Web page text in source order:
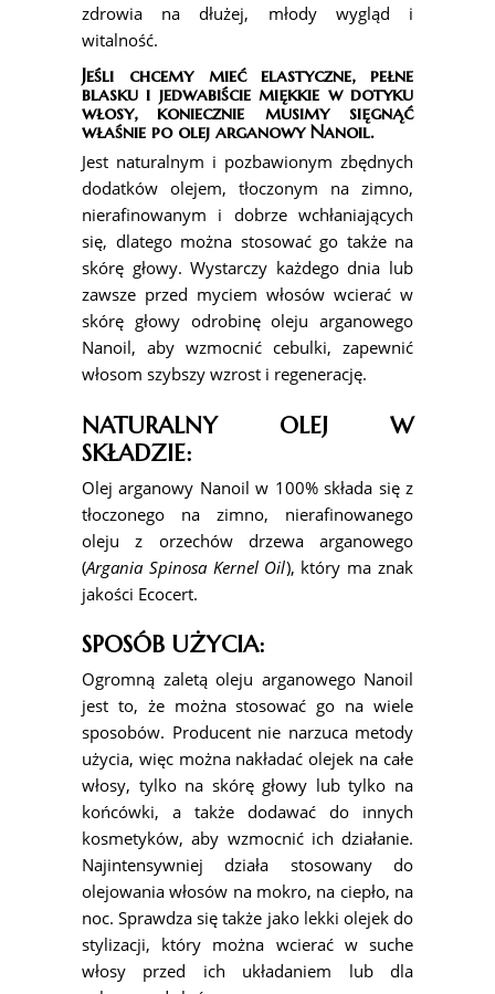
zdrowia na dłużej, młody wygląd i
witalność.
Jeśli chcemy mieć elastyczne, pełne
blasku i jedwabiście miękkie w dotyku
włosy, koniecznie musimy sięgnąć
właśnie po olej arganowy Nanoil.
Jest naturalnym i pozbawionym zbędnych
dodatków olejem, tłoczonym na zimno,
nierafinowanym i dobrze wchłaniających
się, dlatego można stosować go także na
skórę głowy. Wystarczy każdego dnia lub
zawsze przed myciem włosów wcierać w
skórę głowy odrobinę oleju arganowego
Nanoil, aby wzmocnić cebulki, zapewnić
włosom szybszy wzrost i regenerację.
NATURALNY OLEJ W
SKŁADZIE:
Olej arganowy Nanoil w 100% składa się z
tłoczonego na zimno, nierafinowanego
oleju z orzechów drzewa arganowego
(Argania Spinosa Kernel Oil), który ma znak
jakości Ecocert.
SPOSÓB UŻYCIA:
Ogromną zaletą oleju arganowego Nanoil
jest to, że można stosować go na wiele
sposobów. Producent nie narzuca metody
użycia, więc można nakładać olejek na całe
włosy, tylko na skórę głowy lub tylko na
końcówki, a także dodawać do innych
kosmetyków, aby wzmocnić ich działanie.
Najintensywniej działa stosowany do
olejowania włosów na mokro, na ciepło, na
noc. Sprawdza się także jako lekki olejek do
stylizacji, który można wcierać w suche
włosy przed ich układaniem lub dla